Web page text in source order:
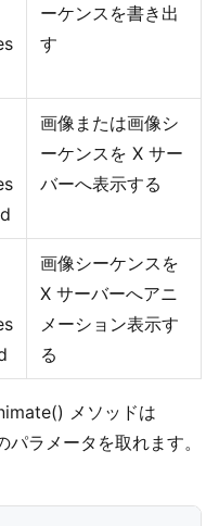
ーケンスを書き出
す
画像または画像シ
ーケンスを X サー
バーへ表示する
画像シーケンスを
X サーバーへアニ
メーション表示す
る
メソッドは
ラメータを取れます。